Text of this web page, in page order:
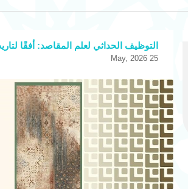
التوظيف الحداثي لعلم المقاصد: أفقًا
25 May, 2026